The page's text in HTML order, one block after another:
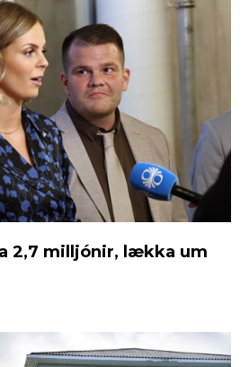
2,7 milljónir, lækka um